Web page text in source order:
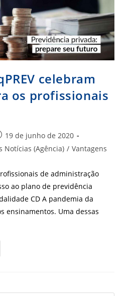
celebram
os profissionais
19 de junho de 2020
Notícias (Agência) / Vantagens
de administração
ao plano de previdência
CD A pandemia da
ensinamentos. Uma dessas